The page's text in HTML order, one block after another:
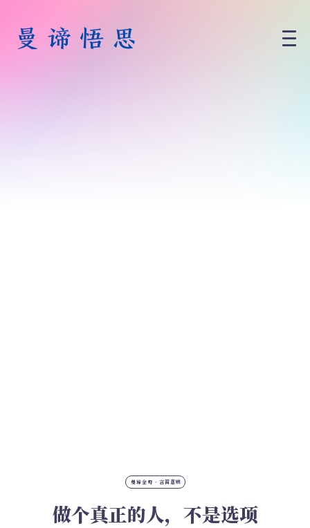
曼谛金句 · 言简意赅
做个真正的人，不是选项